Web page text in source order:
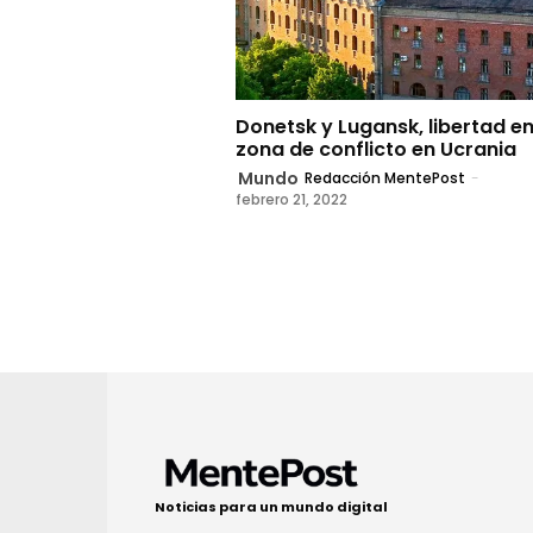
Donetsk y Lugansk, libertad
zona de conflicto en Ucrania
Mundo Redacción MentePost -
febrero 21, 2022
Noticias para un mundo digital